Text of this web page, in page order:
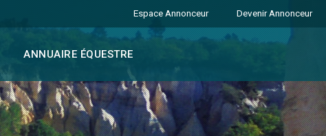
ANNUAIRE ÉQUESTRE
Espace Annonceur Devenir Annonceur